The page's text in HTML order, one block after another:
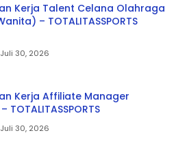
Kerja Talent Celana Olahraga
– TOTALITASSPORTS
Juli 30, 2026
Kerja Affiliate Manager
TOTALITASSPORTS
Juli 30, 2026